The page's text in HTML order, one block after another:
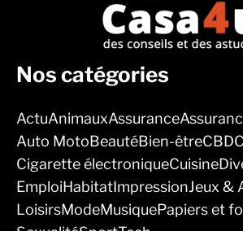
Nos catégories
ActuAnimauxAssurance
Auto MotoBeautéBien-êtreCBD
Cigarette électroniqueCuisine
EmploiHabitatImpressionJeux &
LoisirsModeMusiquePapiers et